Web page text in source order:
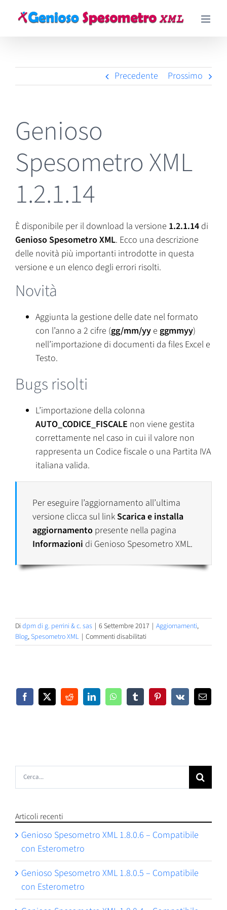
Precedente Prossimo
Genioso
Spesometro XML
1.2.1.14
È disponibile per il download la versione 1.2.1.14 di
Genioso Spesometro XML. Ecco una descrizione
delle novità più importanti introdotte in questa
versione e un elenco degli errori risolti.
Novità
Aggiunta la gestione delle date nel formato
con l’anno a 2 cifre (gg/mm/yy e ggmmyy)
nell’importazione di documenti da files Excel e
Testo.
Bugs risolti
L’importazione della colonna
AUTO_CODICE_FISCALE non viene gestita
correttamente nel caso in cui il valore non
rappresenta un Codice fiscale o una Partita IVA
italiana valida.
Per eseguire l’aggiornamento all’ultima
versione clicca sul linkScarica e installa
aggiornamento presente nella pagina
Informazioni di Genioso Spesometro XML.
Di dpm di g. perrini & c. sas | 6 Settembre 2017 | Aggiornamenti,
Blog,Spesometro XML | Commenti disabilitati
Genioso
Facebook
X RedditLinkedInWhatsAppTumblrPinterest
Vk Email
Cerca
per:
Articoli recenti
Genioso Spesometro XML 1.8.0.6 – Compatibile
con Esterometro
Genioso Spesometro XML 1.8.0.5 – Compatibile
con Esterometro